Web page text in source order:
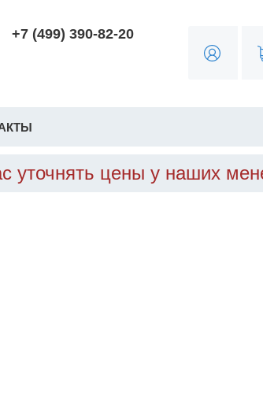
+7 (499) 390-82-20
уточнять цены у наших